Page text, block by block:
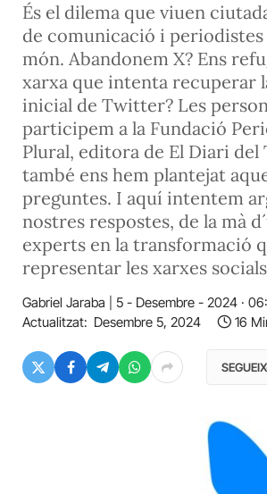
És el dilema que viuen
de comunicació i
món. Abandonem X? Ens
xarxa que intenta recuperar
inicial de Twitter? Les
participem a la Fundació
Plural, editora de El Diari del
també ens hem plantejat
preguntes. I aquí intentem
nostres respostes, de la mà
experts en la transformació
representar les xarxes socials
Gabriel Jaraba
5 - Desembre - 2024 ·
Actualitzat: Desembre 5, 2024 16